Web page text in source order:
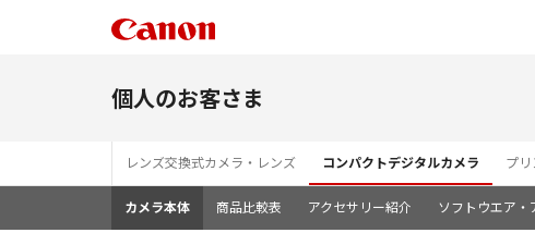
個人のお客さま
レンズ交換式カメラ・レンズ コンパクトデジタルカメラ プ
カメラ本体 商品比較表 アクセサリー紹介 ソフトウエア・